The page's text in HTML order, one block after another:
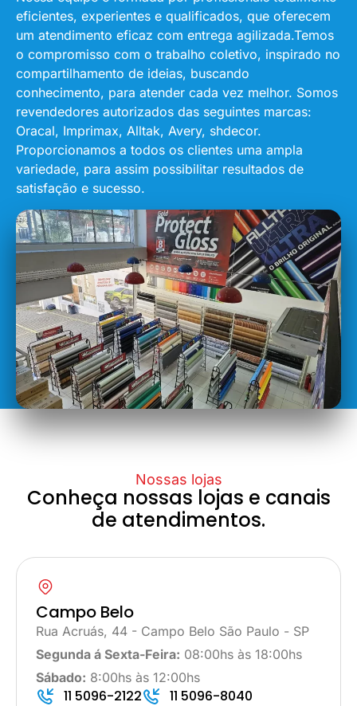
eficientes, experientes e qualificados, que oferecem
um atendimento eficaz com entrega agilizada.Temos
o compromisso com o trabalho coletivo, inspirado no
compartilhamento de ideias, buscando
conhecimento, para atender cada vez melhor. Somos
revendedores autorizados das seguintes marcas:
Oracal, Imprimax, Alltak, Avery, shdecor.
Proporcionamos a todos os clientes uma ampla
variedade, para assim possibilitar resultados de
satisfação e sucesso.
Nossas lojas
Conheça nossas lojas e canais
de atendimentos.
Campo Belo
Rua Acruás, 44 - Campo Belo São Paulo - SP
Segunda á Sexta-Feira: 08:00hs às 18:00hs
Sábado: 8:00hs às 12:00hs
11 5096-2122 11 5096-8040